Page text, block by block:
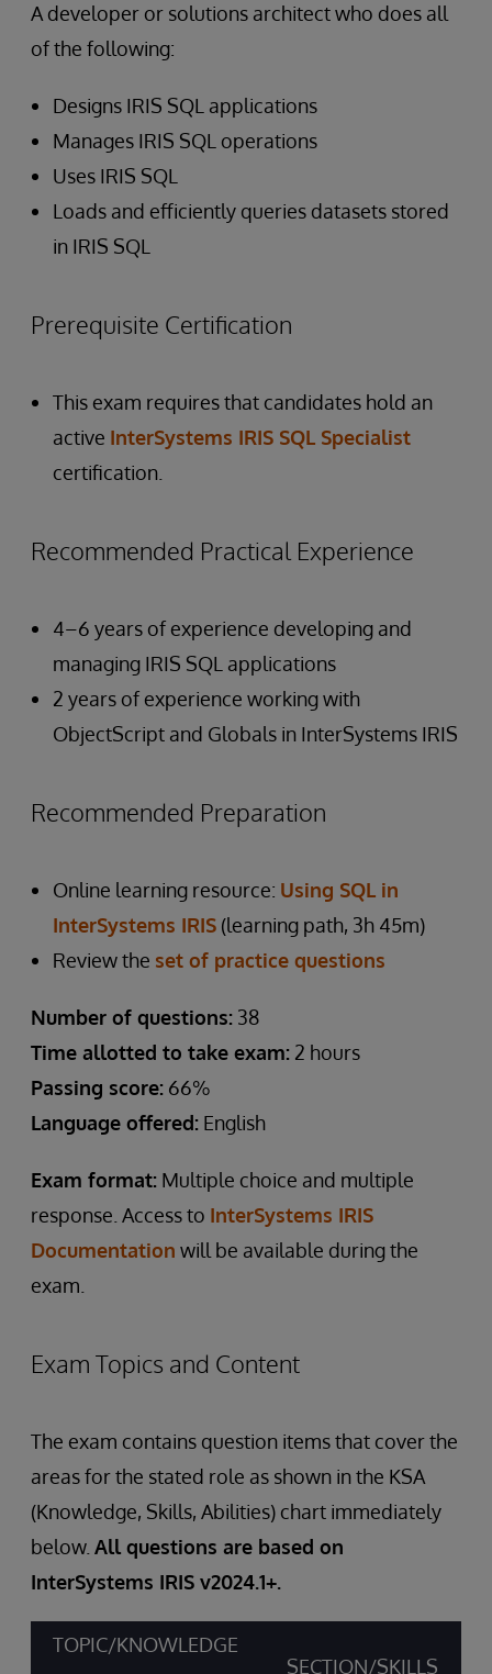
A developer or solutions architect who does all
of the following:
Designs IRIS SQL applications
Manages IRIS SQL operations
Uses IRIS SQL
Loads and efficiently queries datasets stored
in IRIS SQL
Prerequisite Certification
This exam requires that candidates hold an
active InterSystems IRIS SQL Specialist
certification.
Recommended Practical Experience
4–6 years of experience developing and
managing IRIS SQL applications
2 years of experience working with
ObjectScript and Globals in InterSystems IRIS
Recommended Preparation
Online learning resource: Using SQL in
InterSystems IRIS (learning path, 3h 45m)
Review the set of practice questions
Number of questions: 38
Time allotted to take exam: 2 hours
Passing score: 66%
Language offered: English
Exam format: Multiple choice and multiple
response. Access to InterSystems IRIS
Documentation will be available during the
exam.
Exam Topics and Content
The exam contains question items that cover the
areas for the stated role as shown in the KSA
(Knowledge, Skills, Abilities) chart immediately
below. All questions are based on
InterSystems IRIS v2024.1+.
TOPIC/KNOWLEDGE
SECTION/SKILLS